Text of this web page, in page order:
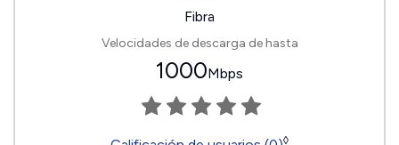
Fibra
Velocidades de descarga de hasta
1000Mbps
◊